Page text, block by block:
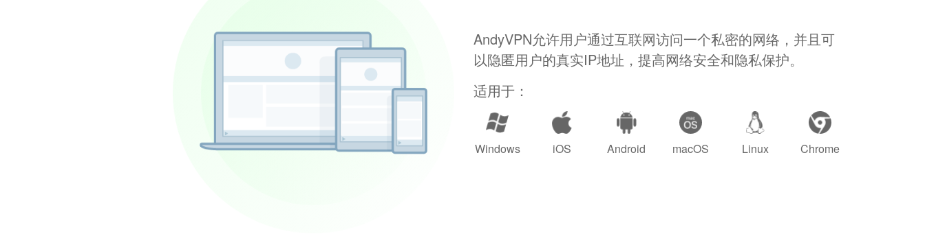
AndyVPN允许用户通过互联网访问一个私密的网络，并且可
以隐匿用户的真实IP地址，提高网络安全和隐私保护。
适用于：
Windows iOS Android macOS Linux Chrome